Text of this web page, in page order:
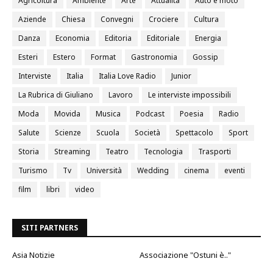
Aziende
Chiesa Convegni Crociere
Cultura
Danza
Economia Editoria Editoriale
Energia
Esteri
Estero Format Gastronomia
Gossip
Interviste
Italia Italia Love Radio
Junior
La Rubrica di Giuliano
Lavoro
Le interviste impossibili
Moda
Movida Musica Podcast Poesia
Radio
Salute
Scienze Scuola Società Spettacolo
Sport
Storia
Streaming Teatro Tecnologia
Trasporti
Turismo
Tv Università Wedding cinema
eventi
film
libri video
SITI PARTNERS
Asia Notizie
Associazione "Ostuni è.."